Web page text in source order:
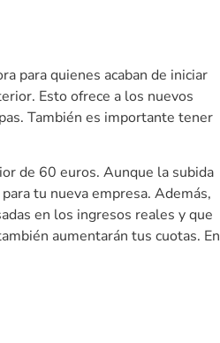
para quienes acaban de iniciar
Esto ofrece a los nuevos
También es importante tener
de 60 euros. Aunque la subida
tu nueva empresa. Además,
en los ingresos reales y que
aumentarán tus cuotas. En